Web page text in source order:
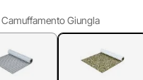
Camuffamento Giungla